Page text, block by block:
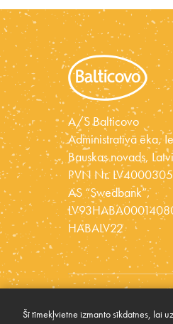
A/S Balticovo
Administratīvā ēka,
Bauskas novads,
PVN Nr.
AS “Swedbank”,
HABALV22
Šī tīmekļvietne izmanto sīkdatnes, lai